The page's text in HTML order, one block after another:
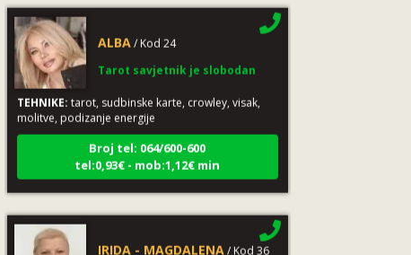
TEHNIKE:tarot, sudbinske karte, crowley, visak,
molitve, podizanje energije
Broj tel: 064/600-600
tel:0,93€ - mob:1,12€ min
/ Kod 36